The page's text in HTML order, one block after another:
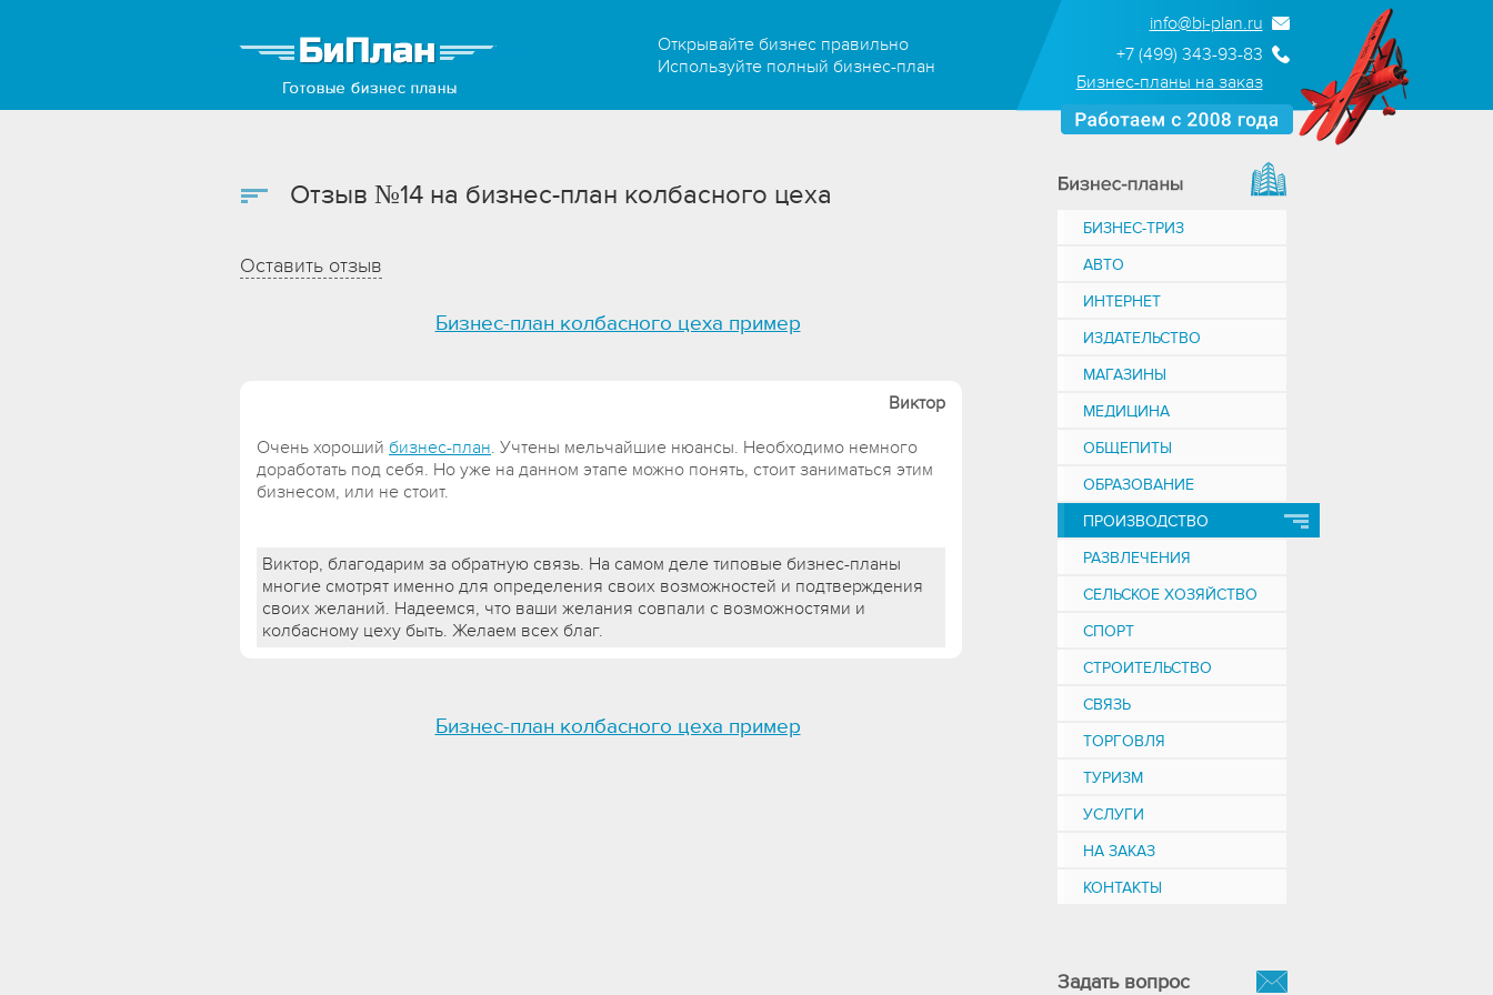
Открывайте бизнес правильно
Используйте полный бизнес-план
info@bi-plan.ru
+7 (499) 343-93-83
Бизнес-планы на заказ
Отзыв №14 на бизнес-план колбасного цеха
Оставить отзыв
Бизнес-план колбасного цеха пример
Виктор
Очень хороший бизнес-план. Учтены мельчайшие нюансы. Необходимо немного
доработать под себя. Но уже на данном этапе можно понять, стоит заниматься этим
бизнесом, или не стоит.
Виктор, благодарим за обратную связь. На самом деле типовые бизнес-планы
многие смотрят именно для определения своих возможностей и подтверждения
своих желаний. Надеемся, что ваши желания совпали с возможностями и
колбасному цеху быть. Желаем всех благ.
Бизнес-план колбасного цеха пример
БИЗНЕС-ТРИЗ
АВТО
ИНТЕРНЕТ
ИЗДАТЕЛЬСТВО
МАГАЗИНЫ
МЕДИЦИНА
ОБЩЕПИТЫ
ОБРАЗОВАНИЕ
ПРОИЗВОДСТВО
РАЗВЛЕЧЕНИЯ
СЕЛЬСКОЕ ХОЗЯЙСТВО
СПОРТ
СТРОИТЕЛЬСТВО
СВЯЗЬ
ТОРГОВЛЯ
ТУРИЗМ
УСЛУГИ
НА ЗАКАЗ
КОНТАКТЫ
Задать вопрос